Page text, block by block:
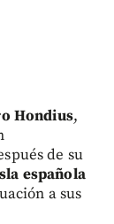
Hondius,
de su
española
a sus